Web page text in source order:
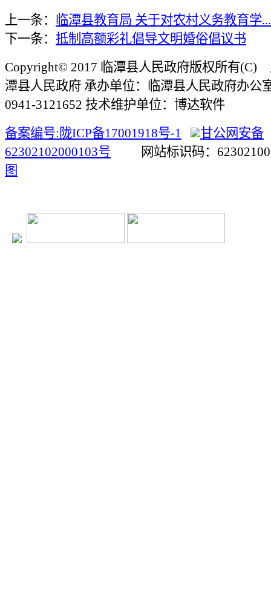
上一条： 临潭县教育局 关于对农村义务教育学...
下一条： 抵制高额彩礼倡导文明婚俗倡议书
Copyright© 2017 临潭县人民政府版权所有(C)
潭县人民政府 承办单位：临潭县人民政府办
0941-3121652 技术维护单位：博达软件
备案编号:陇ICP备17001918号-1
甘公网安备
62302102000103号 网站标识码：
图